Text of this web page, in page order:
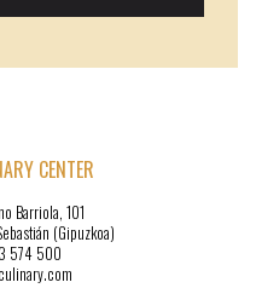
CENTER
Barriola, 101
(Gipuzkoa)
574 500